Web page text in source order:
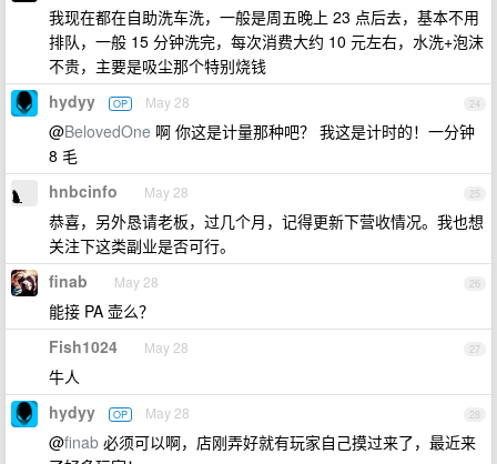
我现在都在自助洗车洗，一般是周五晚上 23 点后去，基本不用
排队，一般 15 分钟洗完，每次消费大约 10 元左右，水洗+泡沫
不贵，主要是吸尘那个特别烧钱
24
hydyy OP May 28
@BelovedOne 啊 你这是计量那种吧？ 我这是计时的！一分钟
8 毛
25
hnbcinfo May 28
恭喜，另外恳请老板，过几个月，记得更新下营收情况。我也想
关注下这类副业是否可行。
26
finab May 28
能接 PA 壶么？
27
Fish1024 May 28
牛人
28
hydyy OP May 28
@finab 必须可以啊，店刚弄好就有玩家自己摸过来了，最近来